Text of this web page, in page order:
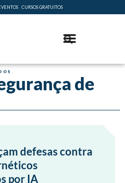
CURSOS GRATUITOS
de
defesas contra
por IA